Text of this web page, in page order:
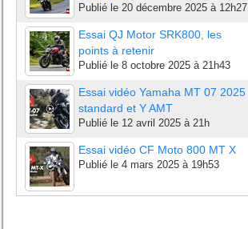
Publié le 20 décembre 2025 à 12h27
Essai QJ Motor SRK800, les
points à retenir
Publié le 8 octobre 2025 à 21h43
Essai vidéo Yamaha MT 07 2025
standard et Y AMT
Publié le 12 avril 2025 à 21h
Essai vidéo CF Moto 800 MT X
Publié le 4 mars 2025 à 19h53